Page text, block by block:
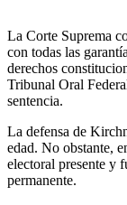
La Corte Suprema
con todas las
derechos
Tribunal Oral
sentencia.
La defensa de
edad. No obstante,
electoral presente y
permanente.